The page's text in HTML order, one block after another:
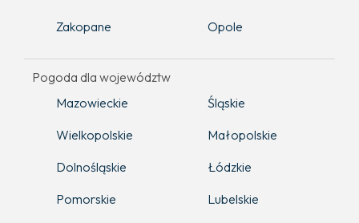
Zakopane
Opole
Pogoda dla województw
Mazowieckie
Śląskie
Wielkopolskie
Małopolskie
Dolnośląskie
Łódzkie
Pomorskie
Lubelskie